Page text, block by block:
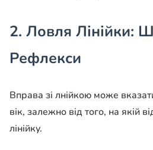
2. Ловля Лінійки:
Рефлекси
Вправа зі лнійкою може
вік, залежно від того, на якій
лінійку.